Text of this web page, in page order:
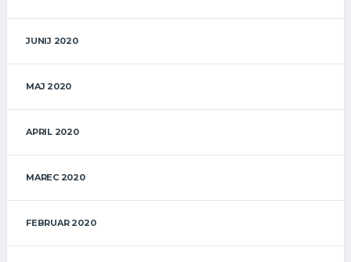
JUNIJ 2020
MAJ 2020
APRIL 2020
MAREC 2020
FEBRUAR 2020